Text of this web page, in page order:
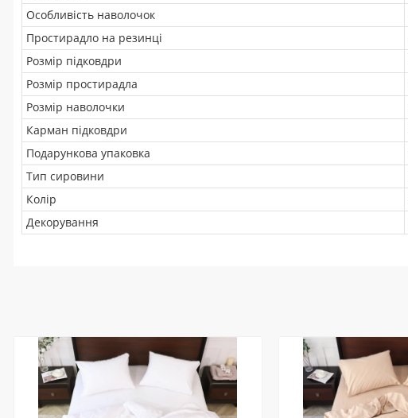
Особливість наволочок
Простирадло на резинці
Розмір підковдри
Розмір простирадла
Розмір наволочки
Карман підковдри
Подарункова упаковка
Тип сировини
Колір
Декорування